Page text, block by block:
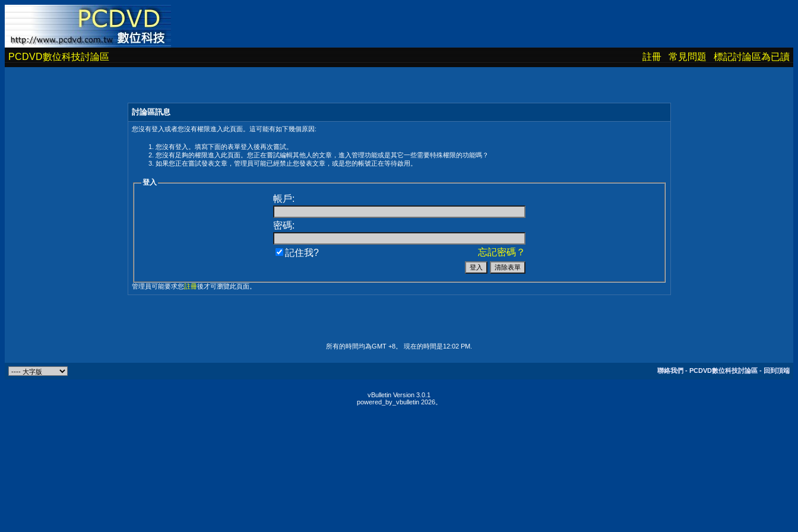
PCDVD數位科技討論區 註冊 常見問題 標記討論區為已讀
討論區訊息
您沒有登入或者您沒有權限進入此頁面。這可能有如下幾個原因:
您沒有登入。填寫下面的表單登入後再次嘗試。
您沒有足夠的權限進入此頁面。您正在嘗試編輯其他人的文章，進入管理功能或是其它一些需要特殊權限的功能嗎？
如果您正在嘗試發表文章，管理員可能已經禁止您發表文章，或是您的帳號正在等待啟用。
登入
帳戶:
密碼:
忘記密碼？
記住我?
管理員可能要求您註冊後才可瀏覽此頁面。
所有的時間均為GMT +8。 現在的時間是12:02 PM
聯絡我們 - PCDVD數位科技討論區 - 回到頂端
vBulletin Version 3.0.1
powered_by_vbulletin 2026。